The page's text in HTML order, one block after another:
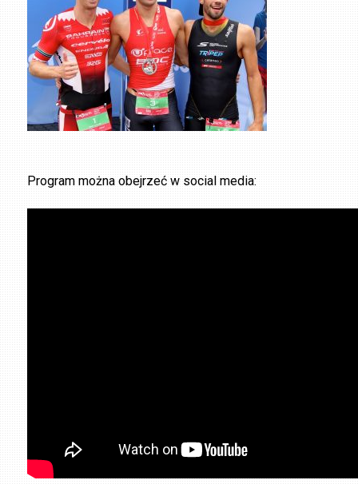
Program można obejrzeć w social media: